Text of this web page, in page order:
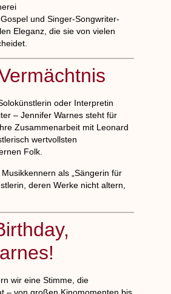
und Singer-Songwriter-
Eleganz, die sie von vielen
oder Interpretin
– Jennifer Warnes steht für
Zusammenarbeit mit Leonard
wertvollsten
Folk.
als „Sängerin für
deren Werke nicht altern,
wir eine Stimme, die